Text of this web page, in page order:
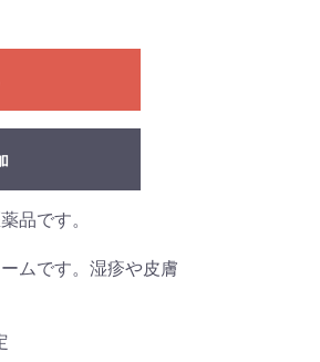
品です。
ムです。湿疹や皮膚